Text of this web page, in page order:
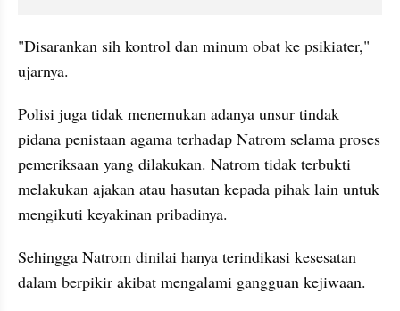
"Disarankan sih kontrol dan minum obat ke psikiater,"
ujarnya.
Polisi juga tidak menemukan adanya unsur tindak
pidana penistaan agama terhadap Natrom selama proses
pemeriksaan yang dilakukan. Natrom tidak terbukti
melakukan ajakan atau hasutan kepada pihak lain untuk
mengikuti keyakinan pribadinya.
Sehingga Natrom dinilai hanya terindikasi kesesatan
dalam berpikir akibat mengalami gangguan kejiwaan.